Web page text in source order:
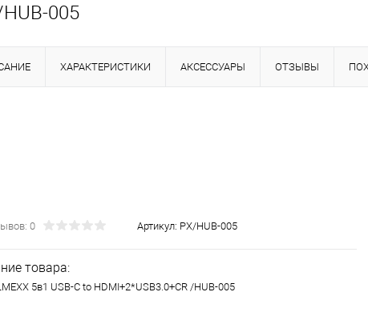
005
ХАРАКТЕРИСТИКИ АКСЕССУАРЫ ОТЗЫВЫ
0 Артикул: PX/HUB-005
товара:
5в1 USB-C to HDMI+2*USB3.0+CR /HUB-005